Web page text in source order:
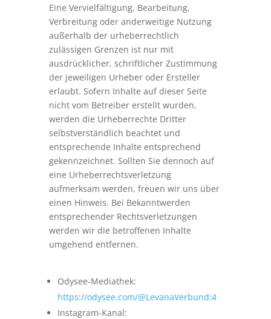
Eine Vervielfältigung, Bearbeitung,
Verbreitung oder anderweitige Nutzung
außerhalb der urheberrechtlich
zulässigen Grenzen ist nur mit
ausdrücklicher, schriftlicher Zustimmung
der jeweiligen Urheber oder Ersteller
erlaubt. Sofern Inhalte auf dieser Seite
nicht vom Betreiber erstellt wurden,
werden die Urheberrechte Dritter
selbstverständlich beachtet und
entsprechende Inhalte entsprechend
gekennzeichnet. Sollten Sie dennoch auf
eine Urheberrechtsverletzung
aufmerksam werden, freuen wir uns über
einen Hinweis. Bei Bekanntwerden
entsprechender Rechtsverletzungen
werden wir die betroffenen Inhalte
umgehend entfernen.
Odysee-Mediathek:
https://odysee.com/@LevanaVerbund:4
Instagram-Kanal: